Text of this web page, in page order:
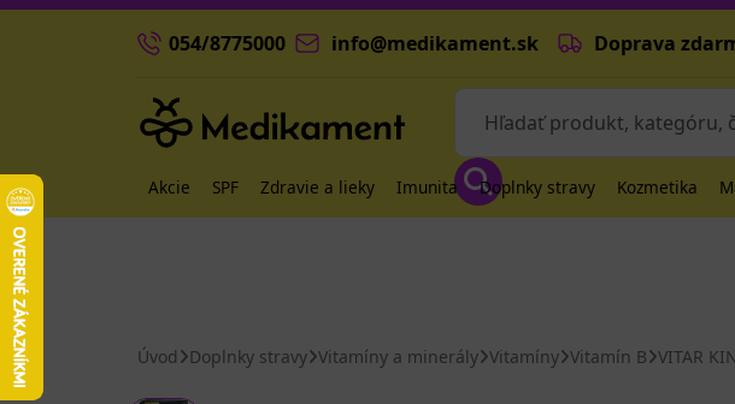
054/8775000 info@medikament.sk Doprava
Akcie SPF Zdravie a lieky Imunita Doplnky stravy Kozmetika
Úvod Doplnky stravy Vitamíny a minerály Vitamíny Vitamín B VITAR